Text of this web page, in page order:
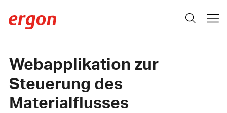
Webapplikation zur
Steuerung des
Materialflusses